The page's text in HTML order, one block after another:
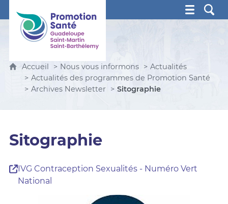
Promotion Santé Guadeloupe, Saint-Martin, Saint
Accueil Nous vous informons
Actualités
Actualités des programmes de Promotion Santé
Archives Newsletter
Sitographie
Sitographie
IVG Contraception Sexualités - Numéro Vert
National